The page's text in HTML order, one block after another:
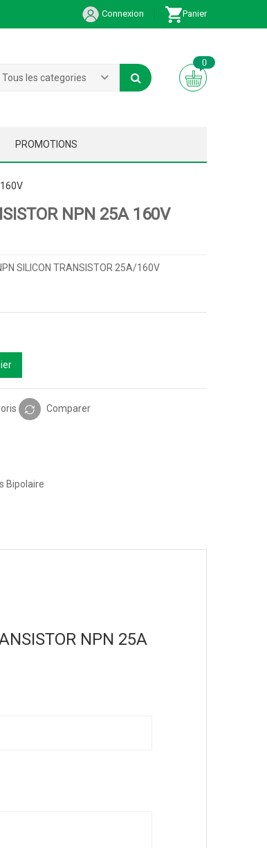
Connexion Panier
Tous les categories
0
PROMOTIONS
NPN 25A 160V
SILICON TRANSISTOR 25A/160V
Comparer
Bipolaire
NPN 25A